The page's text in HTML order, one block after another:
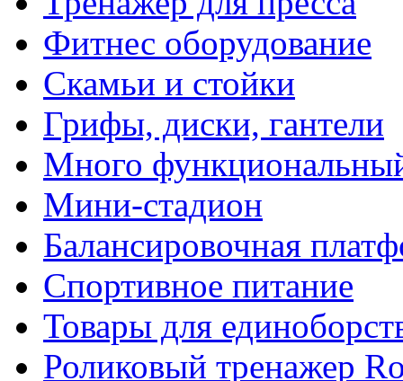
Фитнес оборудование
Скамьи и стойки
Грифы, диски, гантели
Много
Мини-стадион
Балансировочная
Спортивное питание
Товары для
Роликовый тренажер